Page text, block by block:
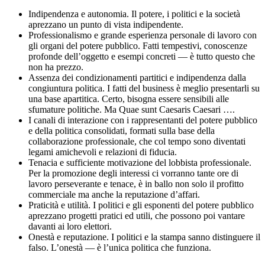
Indipendenza e autonomia. Il potere, i politici e la società
aprezzano un punto di vista indipendente.
Professionalismo e grande esperienza personale di lavoro con
gli organi del potere pubblico. Fatti tempestivi, conoscenze
profonde dell’oggetto e esempi concreti — è tutto questo che
non ha prezzo.
Assenza dei condizionamenti partitici e indipendenza dalla
congiuntura politica. I fatti del business è meglio presentarli su
una base apartitica. Certo, bisogna essere sensibili alle
sfumature politiche. Ma Quae sunt Caesaris Caesari ….
I canali di interazione con i rappresentanti del potere pubblico
e della politica consolidati, formati sulla base della
collaborazione professionale, che col tempo sono diventati
legami amichevoli e relazioni di fiducia.
Tenacia e sufficiente motivazione del lobbista professionale.
Per la promozione degli interessi ci vorranno tante ore di
lavoro perseverante e tenace, è in ballo non solo il profitto
commerciale ma anche la reputazione d’affari.
Praticità e utilità. I politici e gli esponenti del potere pubblico
aprezzano progetti pratici ed utili, che possono poi vantare
davanti ai loro elettori.
Onestà e reputazione. I politici e la stampa sanno distinguere il
falso. L’onestà — è l’unica politica che funziona.